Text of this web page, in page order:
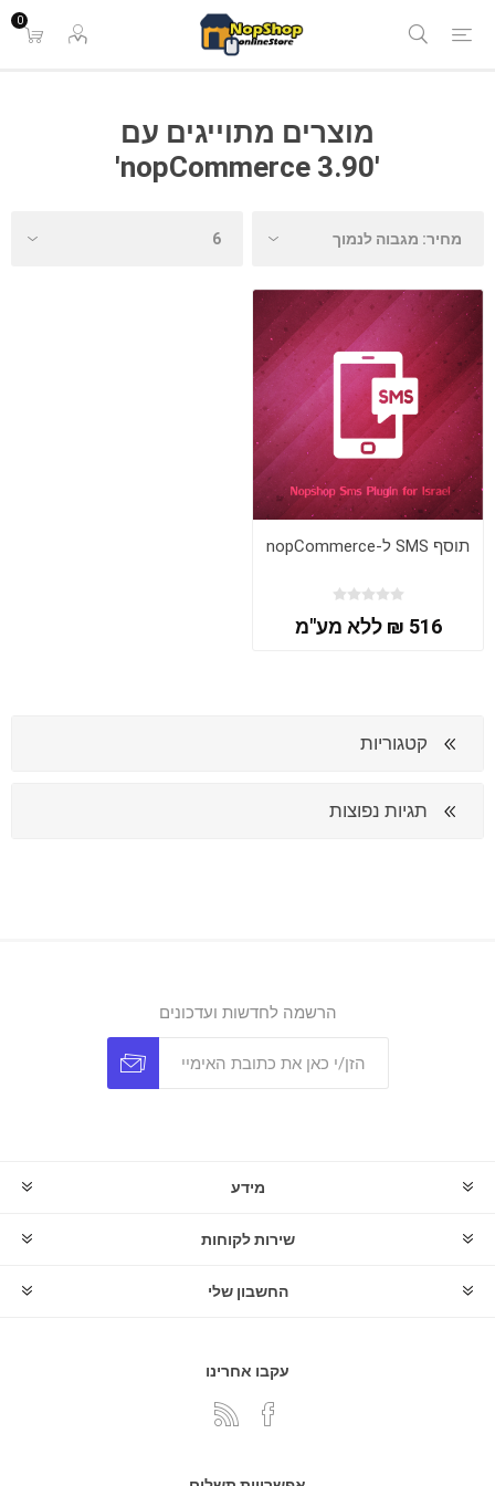
0
מוצרים מתוייגים עם
'nopCommerce 3.90'
תוסף SMS ל-nopCommerce
516 ₪ ללא מע"מ
קטגוריות
תגיות נפוצות
הרשמה לחדשות ועדכונים
מידע
שירות לקוחות
החשבון שלי
עקבו אחרינו